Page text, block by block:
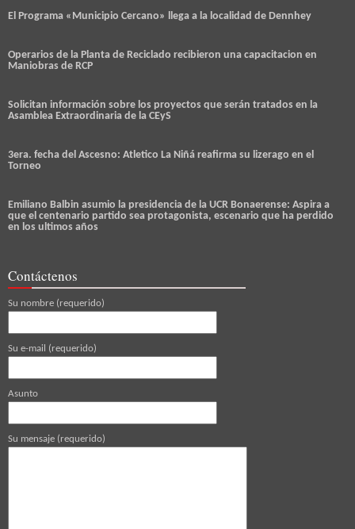
El Programa «Municipio Cercano» llega a la localidad de Dennhey
Operarios de la Planta de Reciclado recibieron una capacitacion en
Maniobras de RCP
Solicitan información sobre los proyectos que serán tratados en la
Asamblea Extraordinaria de la CEyS
3era. fecha del Ascesno: Atletico La Niñá reafirma su lizerago en el
Torneo
Emiliano Balbin asumio la presidencia de la UCR Bonaerense: Aspira a
que el centenario partido sea protagonista, escenario que ha perdido
en los ultimos años
Contáctenos
Su nombre (requerido)
Su e-mail (requerido)
Asunto
Su mensaje (requerido)